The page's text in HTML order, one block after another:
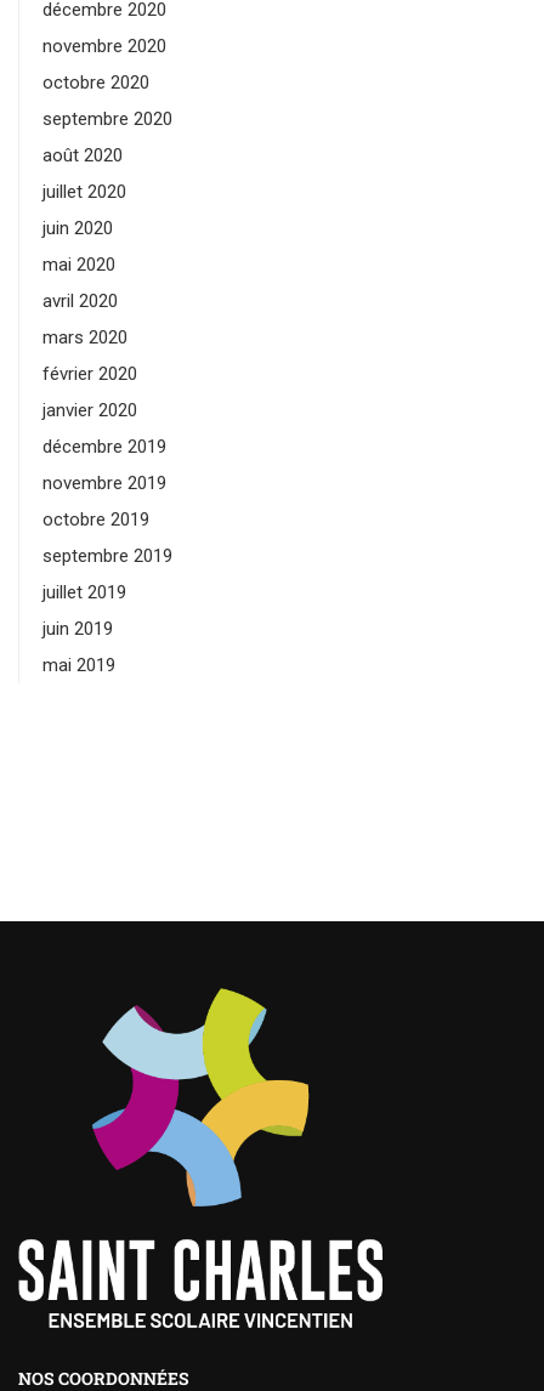
décembre 2020
novembre 2020
octobre 2020
septembre 2020
août 2020
juillet 2020
juin 2020
mai 2020
avril 2020
mars 2020
février 2020
janvier 2020
décembre 2019
novembre 2019
octobre 2019
septembre 2019
juillet 2019
juin 2019
mai 2019
NOS COORDONNÉES